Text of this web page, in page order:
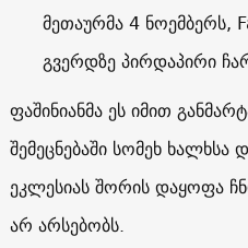
მეთაურმა 4 ნოემბერს,
გვერდზე პირდაპირი
ფაშინიანმა ეს იმით
შემეცნებაში სომეხ
ეკლესიას შორის დაყოფა
არ არსებობს.